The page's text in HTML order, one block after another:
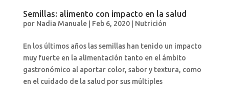
Semillas: alimento con impacto en la salud
por Nadia Manuale| Feb 6, 2020| Nutrición
En los últimos años las semillas han tenido un impacto
muy fuerte en la alimentación tanto en el ámbito
gastronómico al aportar color, sabor y textura, como
en el cuidado de la salud por sus múltiples